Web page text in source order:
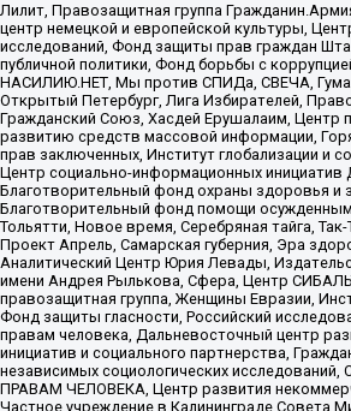
Лилит, Правозащитная группа
центр немецкой и европейской культуры,
исследований, Фонд защиты прав граждан
публичной политики, Фонд борьбы с
НАСИЛИЮ.НЕТ, Мы против СПИДа, СВЕЧА,
Открытый Петербург, Лига Избирателей,
Гражданский Союз, Хасдей Ерушалаим, Центр
развитию средств массовой информации,
прав заключенных, Институт глобализации и
Центр социально-информационных инициатив
Благотворительный фонд охраны здоровья и
Благотворительный фонд помощи
Тольятти, Новое время, Серебряная тайга,
Проект Апрель, Самарская губерния, Эра
Аналитический Центр Юрия Левады,
имени Андрея Рылькова, Сфера, Центр
правозащитная группа, Женщины Евразии,
Фонд защиты гласности, Российский
правам человека, Дальневосточный центр
инициатив и социального партнерства,
независимых социологических
ПРАВАМ ЧЕЛОВЕКА, Центр развития
Частное учреждение в Калининграде Совета